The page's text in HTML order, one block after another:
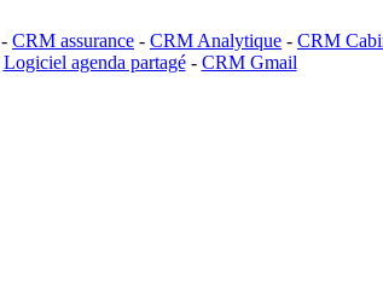
- CRM assurance - CRM Analytique - CRM
Logiciel agenda partagé- CRM Gmail